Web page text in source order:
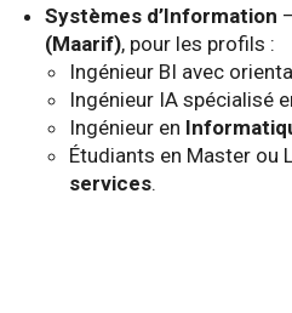
Systèmes d’Information
(Maarif), pour les profils :
Ingénieur BI avec
Ingénieur IA spécialisé
Ingénieur en
Étudiants en Master ou
services.